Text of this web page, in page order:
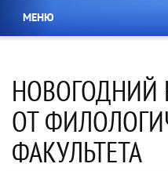
МЕНЮ
НОВОГОДНИЙ
ОТ
ФАКУЛЬТЕТА